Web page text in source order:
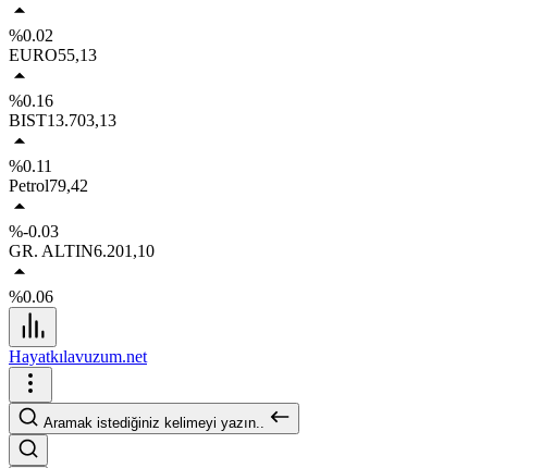
%0.02
EURO55,13
%0.16
BIST13.703,13
%0.11
Petrol79,42
%-0.03
GR. ALTIN6.201,10
%0.06
Hayatkılavuzum.net
Aramak istediğiniz kelimeyi yazın..